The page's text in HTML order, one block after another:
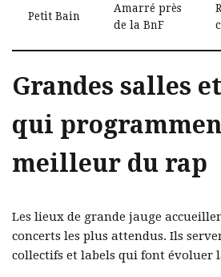
Petit Bain
Amarré près
de la BnF
Grandes salles
qui
meilleur du rap
Les lieux de grande jauge
concerts les plus attendus. Ils
collectifs et labels qui font évoluer